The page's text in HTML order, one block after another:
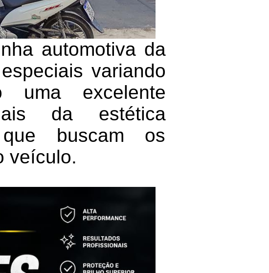
automotiva da
variando
uma excelente
da estética
buscam os
veículo.